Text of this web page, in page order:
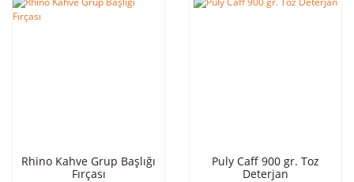
Rhino Kahve Grup Başlığı
Fırçası
Puly Caff 900 gr. Toz
Deterjan